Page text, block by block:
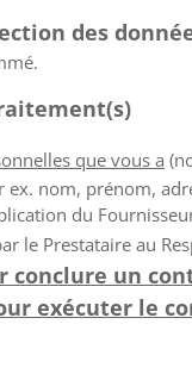
des
que vous a
ex. nom, prénom,
du
le Prestataire au
conclure un
exécuter le